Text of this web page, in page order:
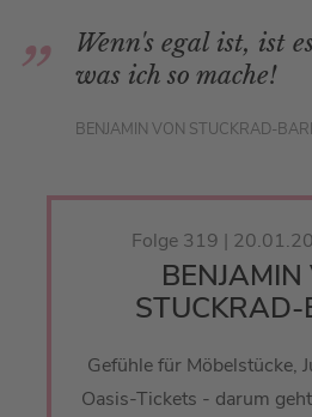
Wenn's egal ist, ist
was ich so mache!
BENJAMIN VON STUCKRAD-
Folge 319 |
STUCKRAD-
Gefühle für Möbelstücke,
Oasis-Tickets - darum